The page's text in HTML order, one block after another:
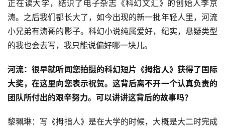
正在读大学，结识了电子杂志《科幻文汇》的创始人李京
涛。之后我们都长大了，如今出现的新一批年轻人里，河流
小兄弟有涛哥的影子。科幻小说纯属爱好，纪实，悬疑类型
的我也会去写，我只能说偏好哪一块儿。
河流：很早就听闻您拍摄的科幻短片《拇指人》获得了国际
大奖，在这里向您表示祝贺。这背后离不开一个认真负责的
团队所付出的艰辛努力。可以讲讲这背后的故事吗？
黎珮琳：写《拇指人》是在大学的时候，大概是大二时完成